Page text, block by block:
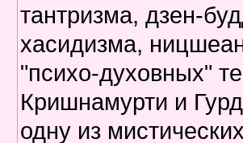
тантризма, дзен-
хасидизма,
"психо-духовных"
Кришнамурти и
одну из